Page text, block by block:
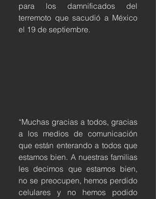
para los damnificados del
terremoto que sacudió a México
el 19 de septiembre.
“Muchas gracias a todos, gracias
a los medios de comunicación
que están enterando a todos que
estamos bien. A nuestras familias
les decimos que estamos bien,
no se preocupen, hemos perdido
celulares y no hemos podido